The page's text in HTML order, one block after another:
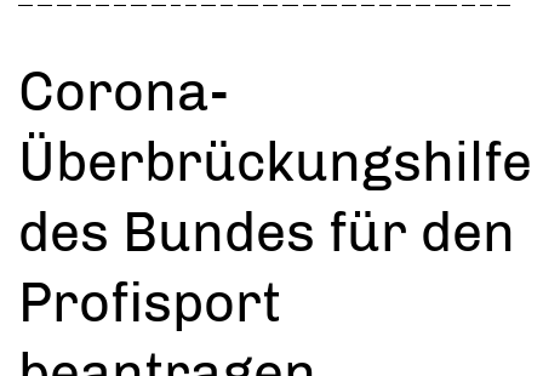
Corona-
Überbrückungshilfe
des Bundes für den
Profisport